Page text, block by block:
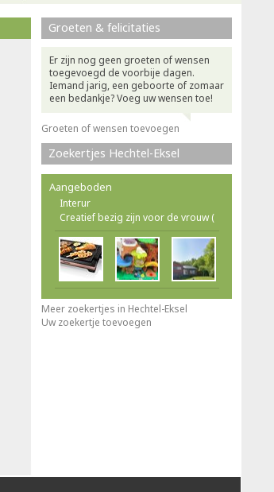
Groeten & felicitaties
Er zijn nog geen groeten of wensen
toegevoegd de voorbije dagen.
Iemand jarig, een geboorte of zomaar
een bedankje? Voeg uw wensen toe!
Groeten of wensen toevoegen
Zoekertjes Hechtel-Eksel
Aangeboden
Interur
Creatief bezig zijn voor de vrouw (
Meer zoekertjes in Hechtel-Eksel
Uw zoekertje toevoegen